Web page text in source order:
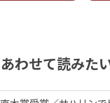
あわせて読みた